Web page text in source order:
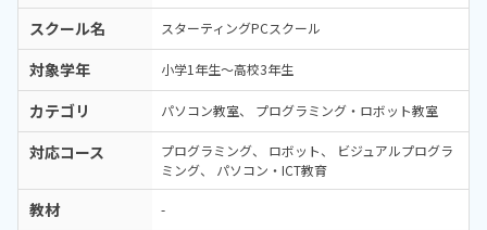
スクール名 スターティングPCスクール
対象学年 小学1年生～高校3年生
カテゴリ パソコン教室 プログラミング・ロボット教室
対応コース プログラミング ロボット
ビジュアルプログラ
ミング
パソコン・ICT教育
教材 -